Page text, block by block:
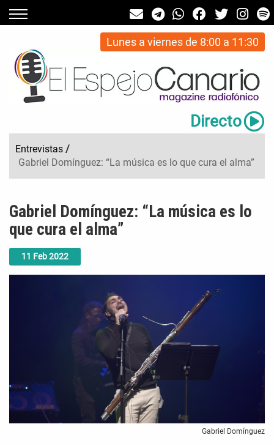
Lunes a viernes de 8:00 a 11:30
Directo
Entrevistas /
Gabriel Domínguez: “La música es lo que cura el alma”
11 Feb2022
Gabriel Domínguez: “La música es lo
que cura el alma”
Gabriel Domínguez